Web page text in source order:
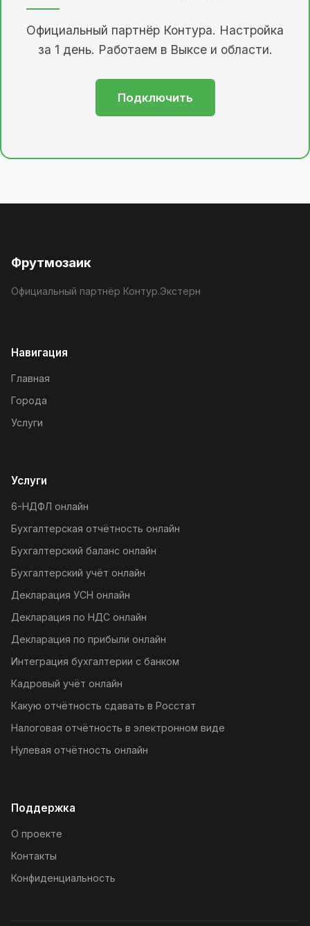
Официальный партнёр Контура. Настройка
за 1 день. Работаем в Выксе и области.
Подключить
Фрутмозаик
Официальный партнёр Контур.Экстерн
Навигация
Главная
Города
Услуги
Услуги
6-НДФЛ онлайн
Бухгалтерская отчётность онлайн
Бухгалтерский баланс онлайн
Бухгалтерский учёт онлайн
Декларация УСН онлайн
Декларация по НДС онлайн
Декларация по прибыли онлайн
Интеграция бухгалтерии с банком
Кадровый учёт онлайн
Какую отчётность сдавать в Росстат
Налоговая отчётность в электронном виде
Нулевая отчётность онлайн
Поддержка
О проекте
Контакты
Конфиденциальность